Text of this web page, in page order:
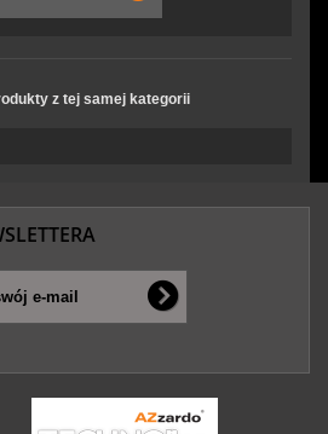
z tej samej kategorii